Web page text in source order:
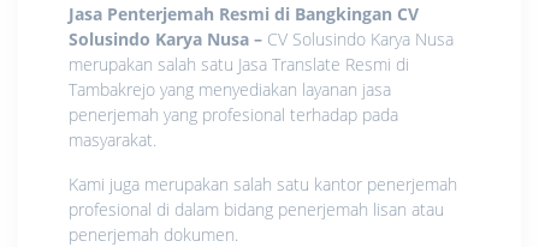
Jasa Penterjemah Resmi di Bangkingan CV
Solusindo Karya Nusa – CV Solusindo Karya Nusa
merupakan salah satu Jasa Translate Resmi di
Tambakrejo yang menyediakan layanan jasa
penerjemah yang profesional terhadap pada
masyarakat.
Kami juga merupakan salah satu kantor penerjemah
profesional di dalam bidang penerjemah lisan atau
penerjemah dokumen.